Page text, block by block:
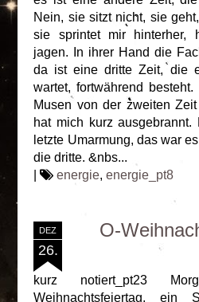
Nein, sie sitzt nicht, sie
sie sprintet mir hinterher,
jagen. In ihrer Hand die
da ist eine dritte Zeit, die
wartet, fortwährend
Musen von der zweiten
hat mich kurz
letzte Umarmung, das war
die dritte. &nbs...
| energie,energie_pt8
DEZ
26.
O-
kurz notiert_pt23
Weihnachtsfeiertag, ein